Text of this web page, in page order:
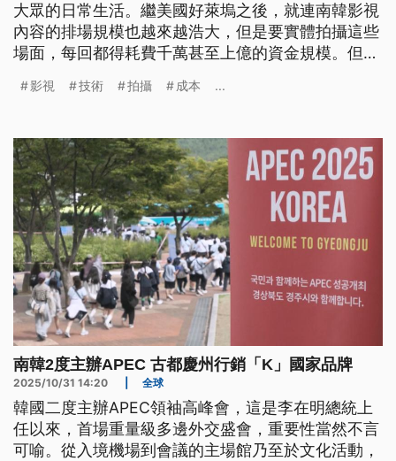
大眾的日常生活。繼美國好萊塢之後，就連南韓影視
內容的排場規模也越來越浩大，但是要實體拍攝這些
場面，每回都得耗費千萬甚至上億的資金規模。但現
難題，大幅節省製作成本，卻又能維持高品質內容。
影視 技術 拍攝 成本 ...
南韓2度主辦APEC 古都慶州行銷「K」國家品牌
2025/10/31 14:20 全球
韓國二度主辦APEC領袖高峰會，這是李在明總統上
任以來，首場重量級多邊外交盛會，重要性當然不言
可喻。從入境機場到會議的主場館乃至於文化活動，